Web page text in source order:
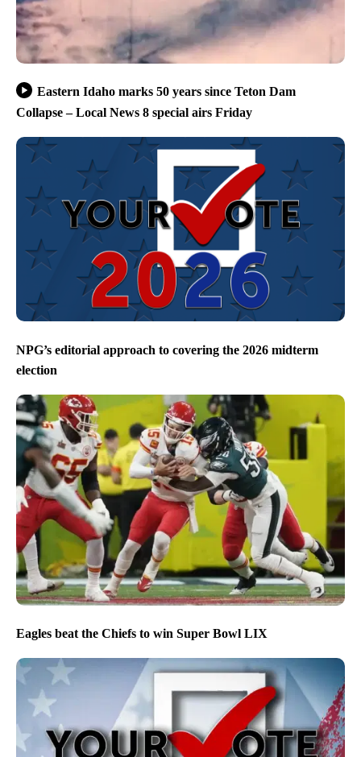
Eastern Idaho marks 50 years since Teton Dam
Collapse – Local News 8 special airs Friday
NPG’s editorial approach to covering the 2026 midterm
election
Eagles beat the Chiefs to win Super Bowl LIX